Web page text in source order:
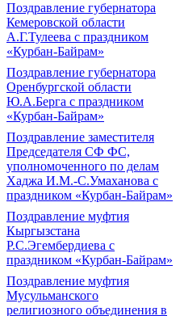
Поздравление губернатора
Кемеровской области
А.Г.Тулеева с праздником
«Курбан-Байрам»
Поздравление губернатора
Оренбургской области
Ю.А.Берга с праздником
«Курбан-Байрам»
Поздравление заместителя
Председателя СФ ФС,
уполномоченного по делам
Хаджа И.М.-С.Умаханова с
праздником «Курбан-Байрам»
Поздравление муфтия
Кыргызстана
Р.С.Эгембердиева с
праздником «Курбан-Байрам»
Поздравление муфтия
Мусульманского
религиозного объединения в